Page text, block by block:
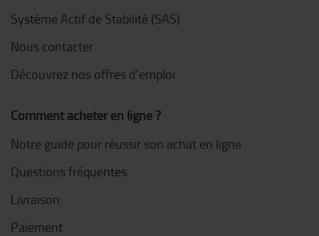
Système Actif de Stabilité (SAS)
Nous contacter
Découvrez nos offres d'emploi
Comment acheter en ligne ?
Notre guide pour réussir son achat en ligne
Questions fréquentes
Livraison
Paiement